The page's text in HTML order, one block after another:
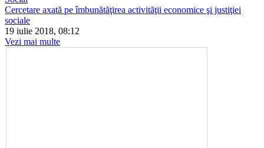
Cercetare axată pe îmbunătăţirea activităţii economice şi justiţiei
sociale
19 iulie 2018, 08:12
Vezi mai multe